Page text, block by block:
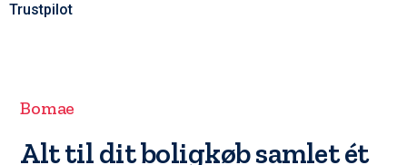
Trustpilot
Bomae
Alt til dit boligkøb samlet ét